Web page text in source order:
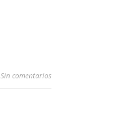
Sin comentarios